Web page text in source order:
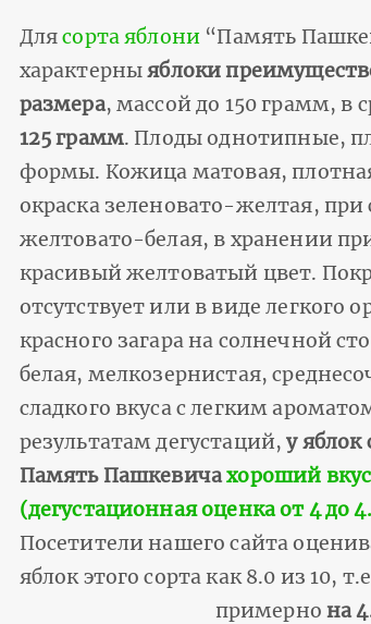
Длясорта яблони “Память
характерныяблоки
размера, массой до 150 грамм, в
125 грамм. Плоды однотипные,
формы. Кожица матовая,
окраска зеленовато-желтая, при
желтовато-белая, в хранении
красивый желтоватый цвет.
отсутствует или в виде легкого
красного загара на солнечной
белая, мелкозернистая,
сладкого вкуса с легким
результатам дегустаций,у яблок
Память Пашкевичахороший вкус
(дегустационная оценка от 4 до
Посетители нашего сайта
яблок этого сорта как 8.0 из 10,
примерно на